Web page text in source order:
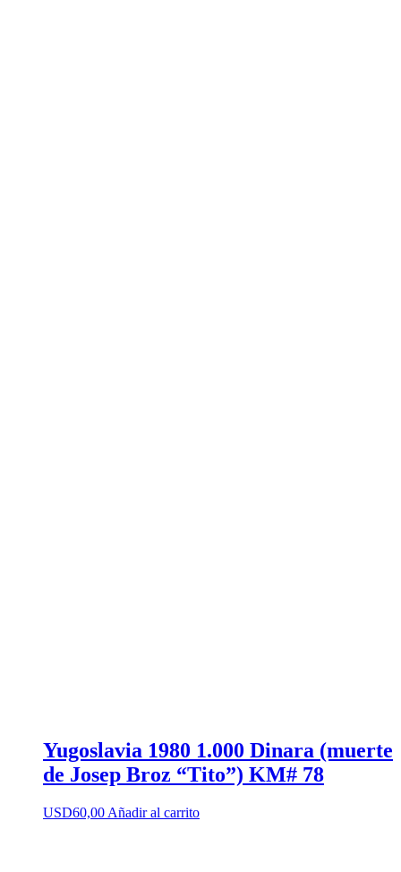
Yugoslavia 1980 1.000 Dinara (muerte
de Josep Broz “Tito”) KM# 78
USD60,00 Añadir al carrito